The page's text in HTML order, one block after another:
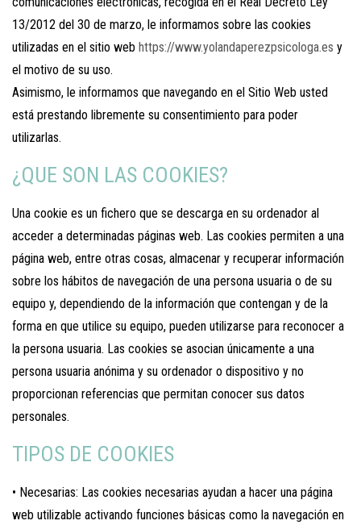
13/2012 del 30 de marzo, le informamos sobre las cookies
utilizadas en el sitio web https://www.yolandaperezpsicologa.es y
el motivo de su uso.
Asimismo, le informamos que navegando en el Sitio Web usted
está prestando libremente su consentimiento para poder
utilizarlas.
¿QUE SON LAS COOKIES?
Una cookie es un fichero que se descarga en su ordenador al
acceder a determinadas páginas web. Las cookies permiten a una
página web, entre otras cosas, almacenar y recuperar información
sobre los hábitos de navegación de una persona usuaria o de su
equipo y, dependiendo de la información que contengan y de la
forma en que utilice su equipo, pueden utilizarse para reconocer a
la persona usuaria. Las cookies se asocian únicamente a una
persona usuaria anónima y su ordenador o dispositivo y no
proporcionan referencias que permitan conocer sus datos
personales.
TIPOS DE COOKIES
• Necesarias: Las cookies necesarias ayudan a hacer una página
web utilizable activando funciones básicas como la navegación en